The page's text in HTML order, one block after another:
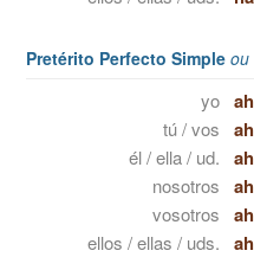
Pretérito Perfecto Simple ou
yo
tú / vos
él / ella / ud.
nosotros
vosotros
ellos / ellas / uds.